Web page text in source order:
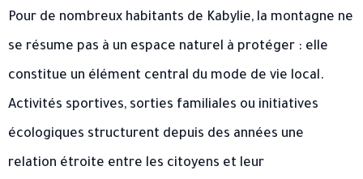
Pour de nombreux habitants de Kabylie, la montagne ne
se résume pas à un espace naturel à protéger : elle
constitue un élément central du mode de vie local.
Activités sportives, sorties familiales ou initiatives
écologiques structurent depuis des années une
relation étroite entre les citoyens et leur